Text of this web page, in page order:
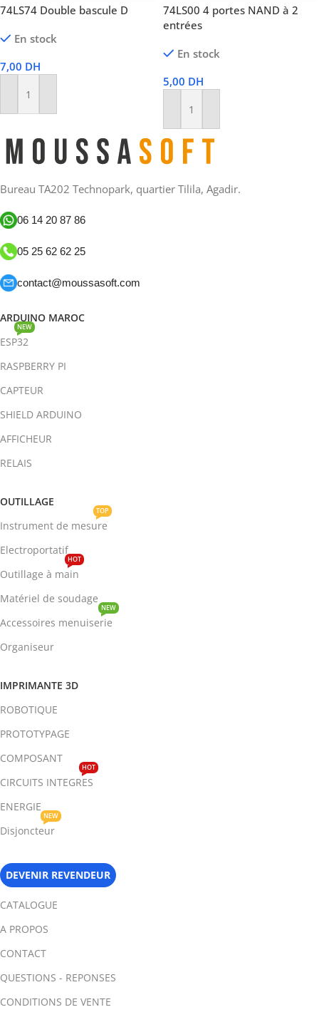
74LS74 Double bascule D
En stock
7,00 DH
Ajouter Au Panier
74LS00 4 portes NAND à 2
entrées
En stock
5,00 DH
Ajouter Au Panier
Bureau TA202 Technopark, quartier Tilila, Agadir.
06 14 20 87 86
05 25 62 62 25
contact@moussasoft.com
ARDUINO MAROC
ESP32
NEW
RASPBERRY PI
CAPTEUR
SHIELD ARDUINO
AFFICHEUR
RELAIS
OUTILLAGE
Instrument de mesure
TOP
Electroportatif
Outillage à main
HOT
Matériel de soudage
Accessoires menuiserie
NEW
Organiseur
IMPRIMANTE 3D
ROBOTIQUE
PROTOTYPAGE
COMPOSANT
CIRCUITS INTEGRES
HOT
ENERGIE
Disjoncteur
NEW
DEVENIR REVENDEUR
CATALOGUE
A PROPOS
CONTACT
QUESTIONS - REPONSES
CONDITIONS DE VENTE